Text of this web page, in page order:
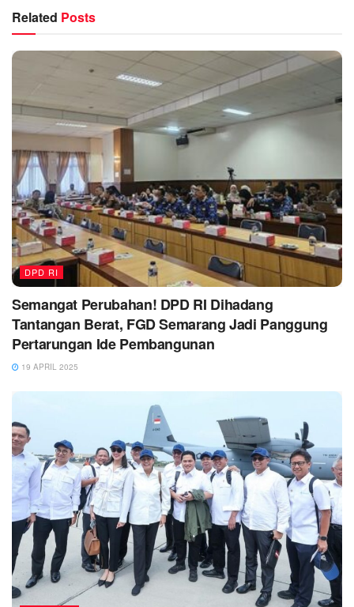
Related Posts
DPD RI
Semangat Perubahan! DPD RI Dihadang
Tantangan Berat, FGD Semarang Jadi Panggung
Pertarungan Ide Pembangunan
19 APRIL 2025